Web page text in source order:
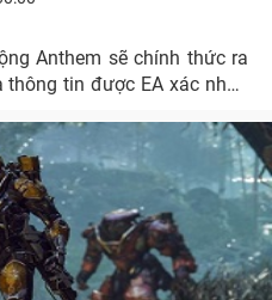
Anthem sẽ chính thức ra
tin được EA xác nhận